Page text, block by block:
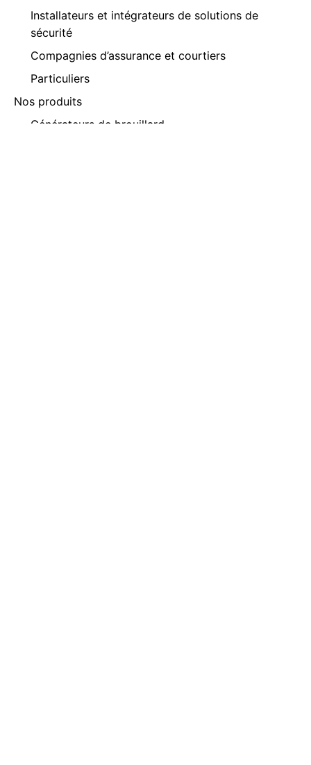
Installateurs et intégrateurs de solutions de
sécurité
Compagnies d’assurance et courtiers
Particuliers
Nos produits
Générateurs de brouillard